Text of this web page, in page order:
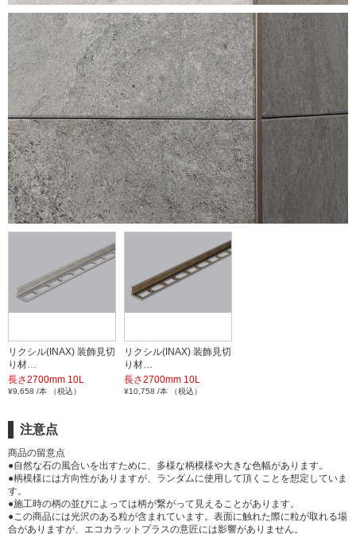
リクシル(INAX) 装飾見切
り材…
長さ2700mm 10L
¥9,658 /本 （税込）
リクシル(INAX) 装飾見切
り材…
長さ2700mm 10L
¥10,758 /本 （税込）
注意点
商品の留意点
●自然な石の風合いを出すために、多様な柄模様や大きな色幅があります。
●柄模様には方向性がありますが、ランダムに使用して頂くことを想定していま
す。
●施工時の柄の並びによっては柄が繋がって見えることがあります。
●この商品には光沢のある粒が含まれています。表面に触れた際に粒が取れる場
合がありますが、エコカラットプラスの意匠には影響がありません。